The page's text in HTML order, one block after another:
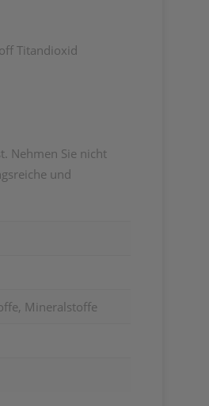
Titandioxid
Nehmen Sie nicht
und
Mineralstoffe